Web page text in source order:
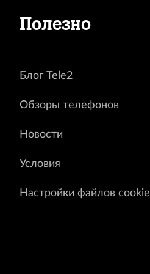
Полезно
Блог Tele2
Обзоры телефонов
Новости
Условия
Настройки файлов cookie